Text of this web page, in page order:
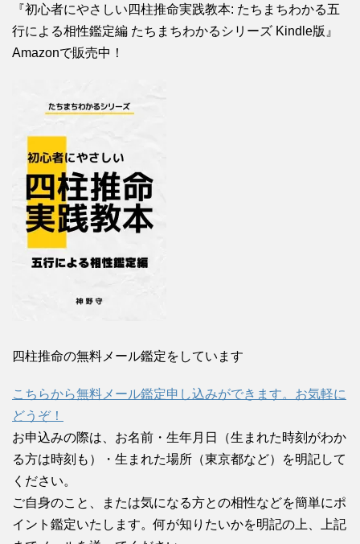
『初心者にやさしい四柱推命実践教本: たちまちわかる五
行による相性鑑定編 たちまちわかるシリーズ Kindle版』
Amazonで販売中！
四柱推命の無料メール鑑定をしています
こちらから無料メール鑑定申し込みができます。お気軽に
どうぞ！
お申込みの際は、お名前・生年月日（生まれた時刻がわか
る方は時刻も）・生まれた場所（東京都など）を明記して
ください。
ご自身のこと、または気になる方との相性などを簡単にポ
イント鑑定いたします。何が知りたいかを明記の上、上記